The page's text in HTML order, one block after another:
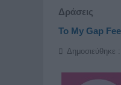
Δράσεις
To My Gap
Δημοσιεύθηκε